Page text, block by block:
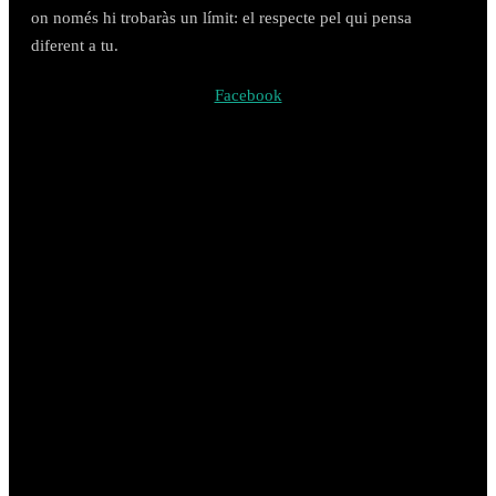
on només hi trobaràs un límit: el respecte pel qui pensa
diferent a tu.
Facebook